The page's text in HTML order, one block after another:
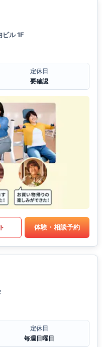
ル 1F
定休日
要確認
体験・相談予約
定休日
毎週日曜日